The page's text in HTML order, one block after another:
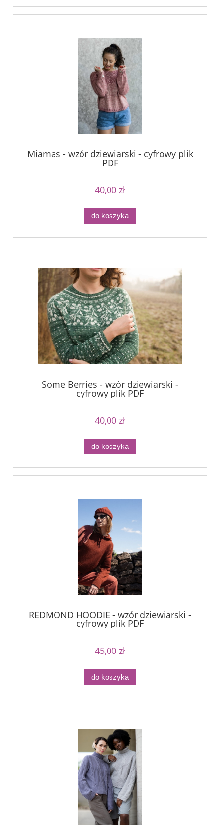
Miamas - wzór dziewiarski - cyfrowy plik
PDF
40,00 zł
do koszyka
Some Berries - wzór dziewiarski -
cyfrowy plik PDF
40,00 zł
do koszyka
REDMOND HOODIE - wzór dziewiarski -
cyfrowy plik PDF
45,00 zł
do koszyka